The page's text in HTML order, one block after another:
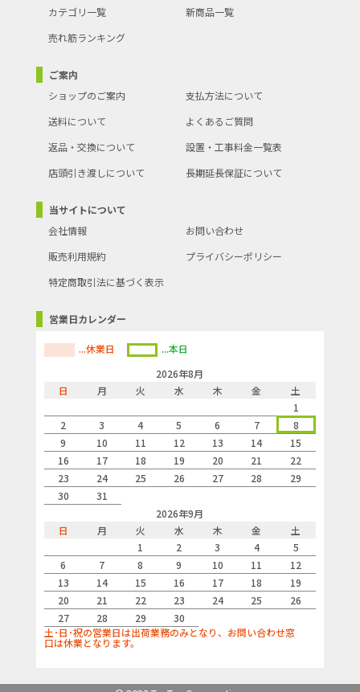
カテゴリ一覧
新商品一覧
売れ筋ランキング
ご案内
ショップのご案内
支払方法について
送料について
よくあるご質問
返品・交換について
設置・工事料金一覧表
店頭引き渡しについて
長期延長保証について
当サイトについて
会社情報
お問い合わせ
販売利用規約
プライバシーポリシー
特定商取引法に基づく表示
営業日カレンダー
...休業日
...本日
2026年8月
日
月 火 水 木 金
土
1
2
3 4 5 6 7
8
9
10 11 12 13 14
15
16
17 18 19 20 21
22
23
24 25 26 27 28
29
30
31
2026年9月
日
月 火 水 木 金
土
1
2 3 4
5
6
7 8 9 10 11
12
13
14 15 16 17 18
19
20
21 22 23 24 25
26
27
28 29
30
土･日･祝の営業日は出荷業務のみとなり、お問い合わせ窓
口は休業となります。